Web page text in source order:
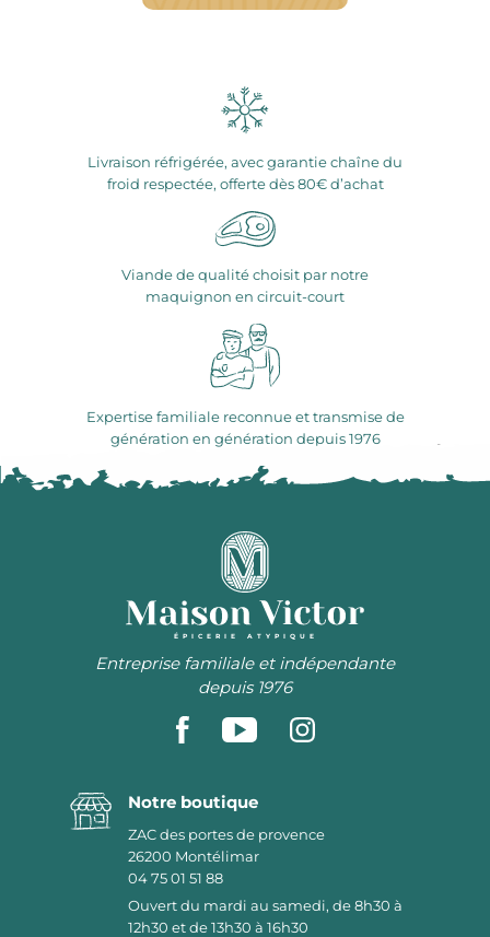
Livraison réfrigérée, avec garantie chaîne du
froid respectée, offerte dès 80€ d’achat
Viande de qualité choisit par notre
maquignon en circuit-court
Expertise familiale reconnue et transmise de
génération en génération depuis 1976
ÉPICERIE ATYPIQUE
Entreprise familiale et indépendante
depuis 1976
Notre boutique
ZAC des portes de provence
26200 Montélimar
04 75 01 51 88
Ouvert du mardi au samedi, de 8h30 à
12h30 et de 13h30 à 16h30